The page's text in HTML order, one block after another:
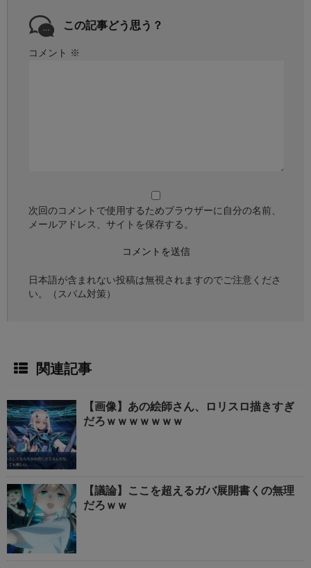
この記事どう思う？
コメント ※
次回のコメントで使用するためブラウザーに自分の名前、
メールアドレス、サイトを保存する。
日本語が含まれない投稿は無視されますのでご注意くださ
い。（スパム対策）
関連記事
【画像】あの絵師さん、ロリスロ描きすぎ
だろｗｗｗｗｗｗｗ
【議論】ここを超えるガバ展開書くの無理
だろｗｗ